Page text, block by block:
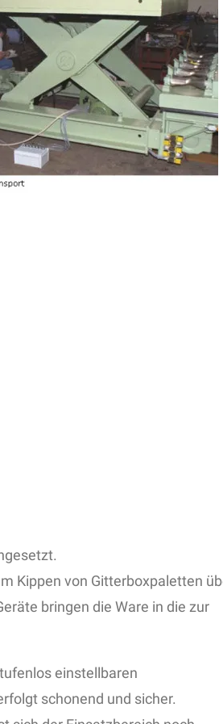
Kippen von Gitterboxpaletten
bringen die Ware in die zur
einstellbaren
schonend und sicher.